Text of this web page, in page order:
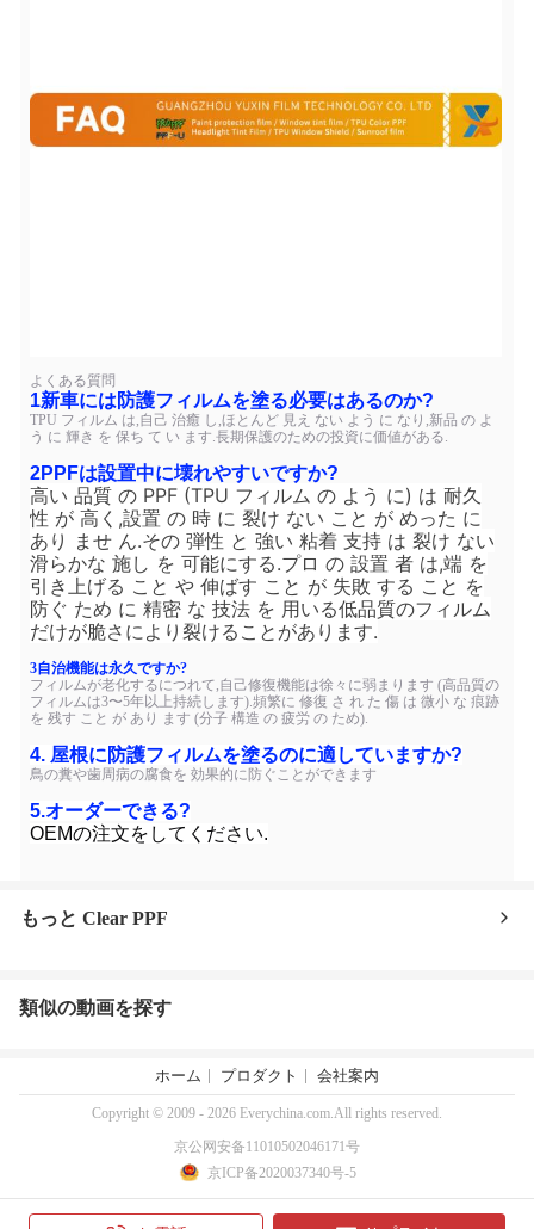
よくある質問
1新車には防護フィルムを塗る必要はあるのか?
TPU フィルム は,自己 治癒 し,ほとんど 見え ない よう に なり,新品 の よ
う に 輝き を 保ち て い ます.長期保護のための投資に価値がある.
2PPFは設置中に壊れやすいですか?
高い 品質 の PPF (TPU フィルム の よう に) は 耐久
性 が 高く,設置 の 時 に 裂け ない こと が めった に
あり ませ ん.その 弾性 と 強い 粘着 支持 は 裂け ない
滑らかな 施し を 可能にする.プロ の 設置 者 は,端 を
引き上げる こと や 伸ばす こと が 失敗 する こと を
防ぐ ため に 精密 な 技法 を 用いる低品質のフィルム
だけが脆さにより裂けることがあります.
3自治機能は永久ですか?
フィルムが老化するにつれて,自己修復機能は徐々に弱まります (高品質の
フィルムは3〜5年以上持続します).頻繁に 修復 さ れ た 傷 は 微小 な 痕跡
を 残す こと が あり ます (分子 構造 の 疲労 の ため).
4. 屋根に防護フィルムを塗るのに適していますか?
鳥の糞や歯周病の腐食を 効果的に防ぐことができます
5.オーダーできる?
OEMの注文をしてください.
もっと Clear PPF
類似の動画を探す
ホーム プロダクト 会社案内
Copyright © 2009 - 2026 Everychina.com.All rights reserved.
京公网安备11010502046171号
京ICP备2020037340号-5